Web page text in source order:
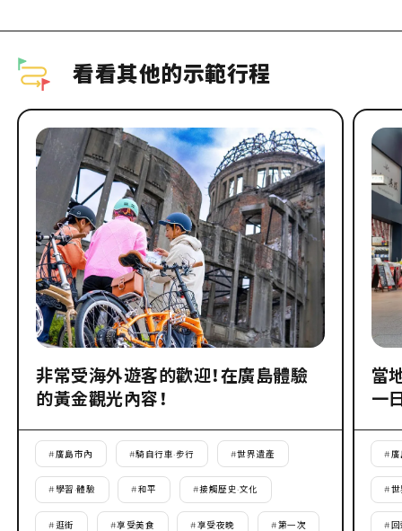
看看其他的示範行程
非常受海外遊客的歡迎！在廣島體驗
的黃金觀光內容！
#廣島市內 #騎自行車·步行 #世界遺產
# 學習·體驗 #和平 #接觸歷史·文化
#逛街 #享受美食 #享受夜晚 #第一次
當
一
#廣
#世
#